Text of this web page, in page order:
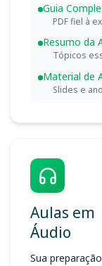
Guia
PDF fiel à
Resumo da
Tópicos
Material de
Slides e
Aulas em
Áudio
Sua preparação